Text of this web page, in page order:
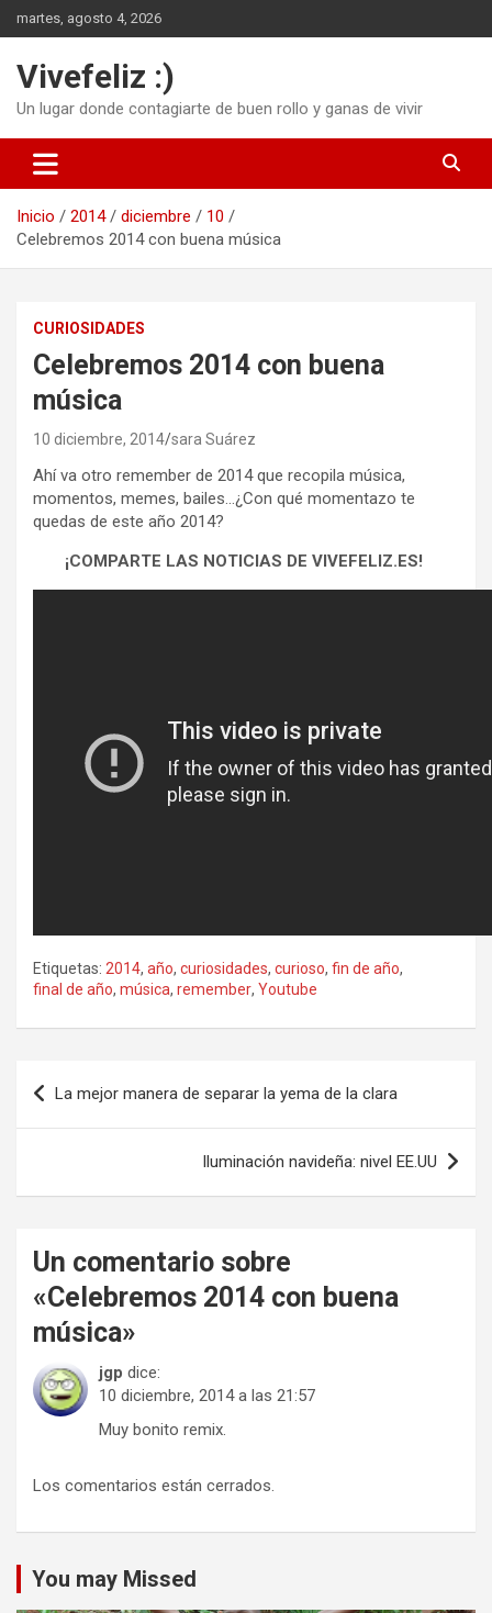
al
martes, agosto 4, 2026
Vivefeliz :)
Un lugar donde contagiarte de buen rollo y ganas de vivir
Inicio 2014 diciembre
10
Celebremos 2014 con buena música
CURIOSIDADES
Celebremos 2014 con buena
música
10 diciembre, 2014 sara Suárez
Ahí va otro remember de 2014 que recopila música,
momentos, memes, bailes…¿Con qué momentazo te
quedas de este año 2014?
¡COMPARTE LAS NOTICIAS DE VIVEFELIZ.ES!
Etiquetas: 2014, año, curiosidades, curioso, fin de año,
final de año, música, remember, Youtube
Navegación
de
La mejor manera de separar la yema de la clara
Iluminación navideña: nivel EE.UU
Un comentario sobre
«Celebremos 2014 con buena
música»
jgp dice:
10 diciembre, 2014 a las 21:57
Muy bonito remix.
Los comentarios están cerrados.
You may Missed